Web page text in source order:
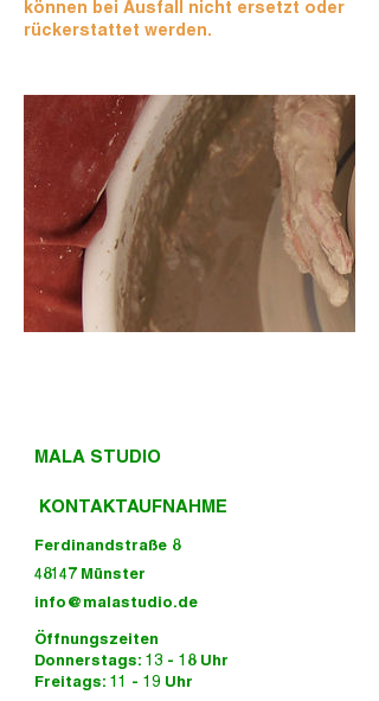
können bei Ausfall nicht ersetzt oder
rückerstattet werden.
MALA STUDIO
KONTAKTAUFNAHME
Ferdinandstraße 8
48147 Münster
info@malastudio.de
Öffnungszeiten
Donnerstags: 13 - 18 Uhr
Freitags: 11 - 19 Uhr